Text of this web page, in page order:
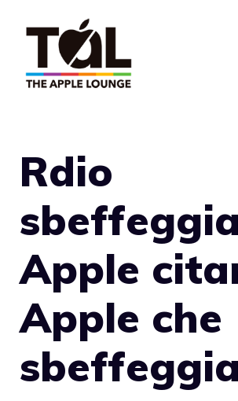
contenuto
Rdio
sbeffeggia
Apple
Apple che